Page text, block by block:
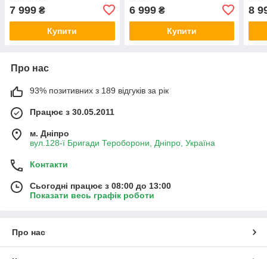
7 999 ₴
Купити
6 999₴
Купити
8
Про нас
93% позитивних з 189 відгуків за рік
Працює з 30.05.2011
м. Дніпро
вул.128-ї Бригади Тероборони, Дніпро, Україна
Контакти
Сьогодні працює з 08:00 до 13:00
Показати весь графік роботи
Про нас